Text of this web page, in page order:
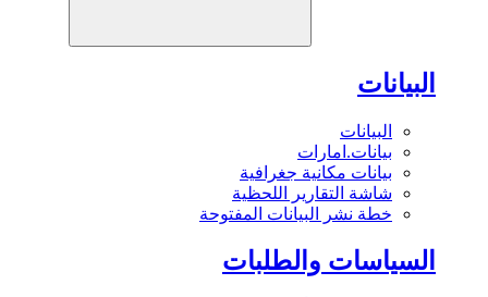
البيانات
البيانات
بيانات.امارات
بيانات مكانية جغرافية
شاشة التقارير اللحظية
خطة نشر البيانات المفتوحة
السياسات والطلبات